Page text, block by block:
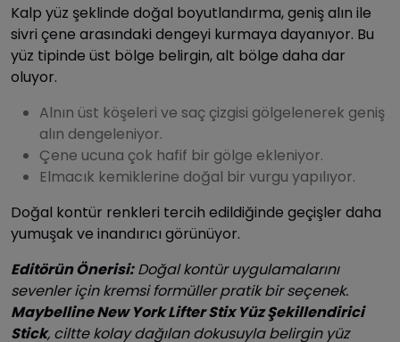
Kalp yüz şeklinde doğal boyutlandırma, geniş alın ile
sivri çene arasındaki dengeyi kurmaya dayanıyor. Bu
yüz tipinde üst bölge belirgin, alt bölge daha dar
oluyor.
Alnın üst köşeleri ve saç çizgisi gölgelenerek geniş
alın dengeleniyor.
Çene ucuna çok hafif bir gölge ekleniyor.
Elmacık kemiklerine doğal bir vurgu yapılıyor.
Doğal kontür renkleri tercih edildiğinde geçişler daha
yumuşak ve inandırıcı görünüyor.
Editörün Önerisi:Doğal kontür uygulamalarını
sevenler için kremsi formüller pratik bir seçenek.
Maybelline New York Lifter Stix Yüz Şekillendirici
Stick, ciltte kolay dağılan dokusuyla belirgin yüz